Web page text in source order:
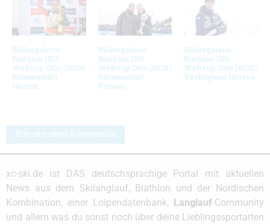
Bildergalerie
Biathlon IBU
Weltcup Oslo (NOR)
Massenstart
Herren
Bildergalerie
Biathlon IBU
Weltcup Oslo (NOR)
Massenstart
Frauen
Bildergalerie
Biathlon IBU
Weltcup Oslo (NOR)
Verfolgung Herren
Schreibe einen Kommentar
xc-ski.de ist DAS deutschsprachige Portal mit aktuellen
News aus dem Skilanglauf, Biathlon und der Nordischen
Kombination, einer Loipendatenbank,
Langlauf-Community
und allem was du sonst noch über deine Lieblingssportarten